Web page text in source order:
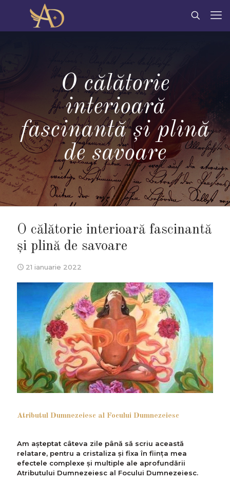
O călătorie
interioară
fascinantă și plină
de savoare
O călătorie interioară fascinantă
și plină de savoare
21 ianuarie 2022
Atributul Dumnezeiesc al Focului Dumnezeiesc
Am aşteptat câteva zile până să scriu această
relatare, pentru a cristaliza şi fixa în fiinţa mea
efectele complexe şi multiple ale aprofundării
Atributului Dumnezeiesc al Focului Dumnezeiesc.